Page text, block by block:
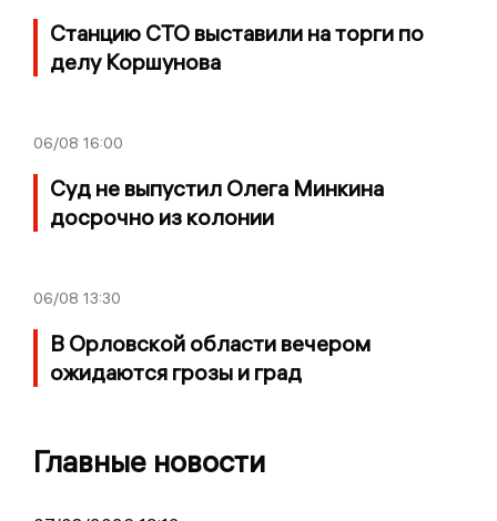
Станцию СТО выставили на торги по
делу Коршунова
06/08 16:00
Суд не выпустил Олега Минкина
досрочно из колонии
06/08 13:30
В Орловской области вечером
ожидаются грозы и град
Главные новости